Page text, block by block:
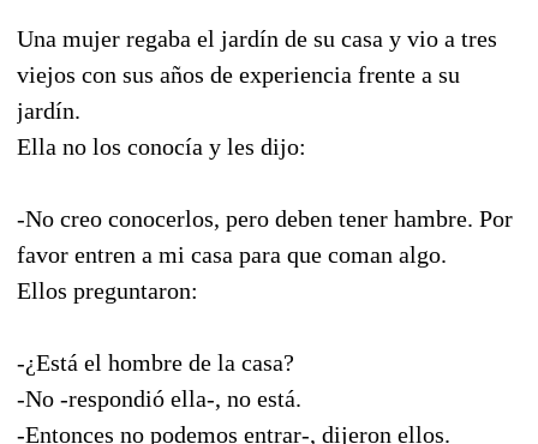
Una mujer regaba el jardín de su casa y vio a tres
viejos con sus años de experiencia frente a su
jardín.
Ella no los conocía y les dijo:
-No creo conocerlos, pero deben tener hambre. Por
favor entren a mi casa para que coman algo.
Ellos preguntaron:
-¿Está el hombre de la casa?
-No -respondió ella-, no está.
-Entonces no podemos entrar-, dijeron ellos.